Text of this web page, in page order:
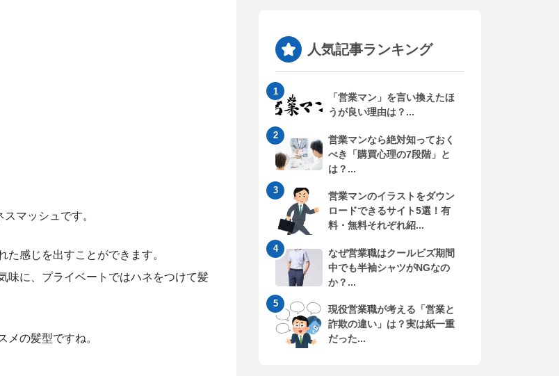
マッシュです。
感じを出すことができます。
味に、プライベートではハネをつけて髪
メの髪型ですね。
人気記事ランキング
「営業マン」を言い換えたほ
うが良い理由は？...
営業マンなら絶対知っておく
べき「購買心理の7段階」と
は？...
営業マンのイラストをダウン
ロードできるサイト5選！有
料・無料それぞれ紹...
なぜ営業職はクールビズ期間
中でも半袖シャツがNGなの
か？...
現役営業職が考える「営業と
詐欺の違い」は？実は紙一重
だった...